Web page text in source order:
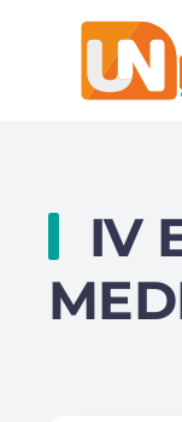
Skip to main
IV